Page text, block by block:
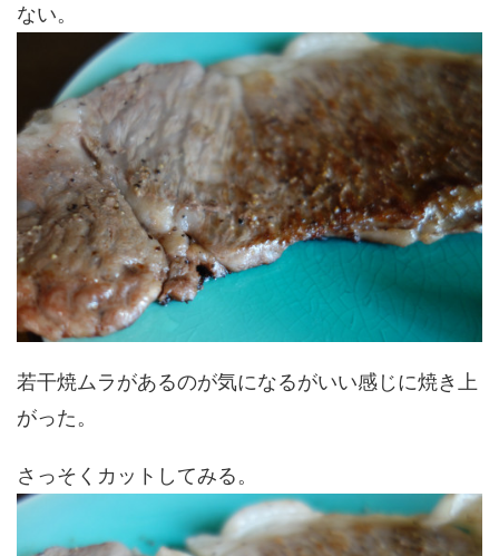
ない。
若干焼ムラがあるのが気になるがいい感じに焼き上
がった。
さっそくカットしてみる。